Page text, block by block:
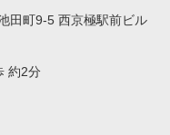
田町9-5 西京極駅前ビル
約2分